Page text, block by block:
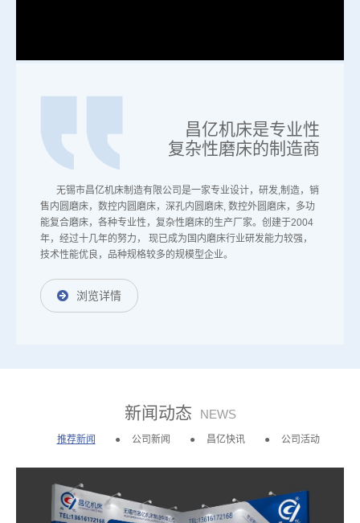
昌亿机床是专业性
复杂性磨床的制造商
无锡市昌亿机床制造有限公司是一家专业设计，研发,制造，销
售内圆磨床，数控内圆磨床，深孔内圆磨床, 数控外圆磨床，多功
能复合磨床，各种专业性，复杂性磨床的生产厂家。创建于2004
年，经过十几年的努力， 现已成为国内磨床行业研发能力较强，
技术性能优良，品种规格较多的规模型企业。
浏览详情
新闻动态 NEWS
推荐新闻 公司新闻 昌亿快讯 公司活动